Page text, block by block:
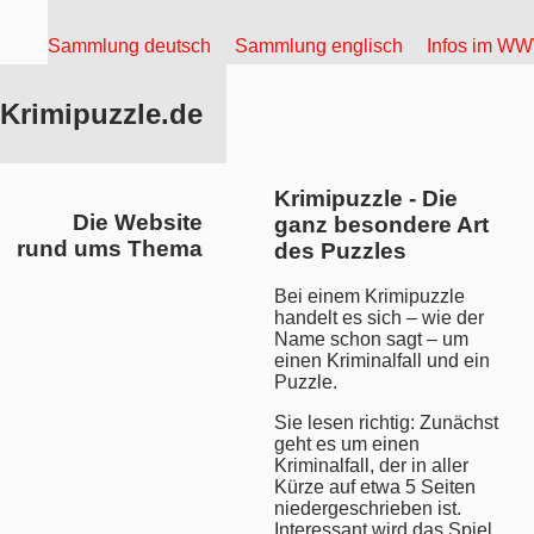
Sammlung deutsch Sammlung englisch Infos im
Krimipuzzle.de
Die Website
rund ums Thema
Krimipuzzle - Die
ganz besondere Art
des Puzzles
Bei einem Krimipuzzle
handelt es sich – wie der
Name schon sagt – um
einen Kriminalfall und ein
Puzzle.
Sie lesen richtig: Zunächst
geht es um einen
Kriminalfall, der in aller
Kürze auf etwa 5 Seiten
niedergeschrieben ist.